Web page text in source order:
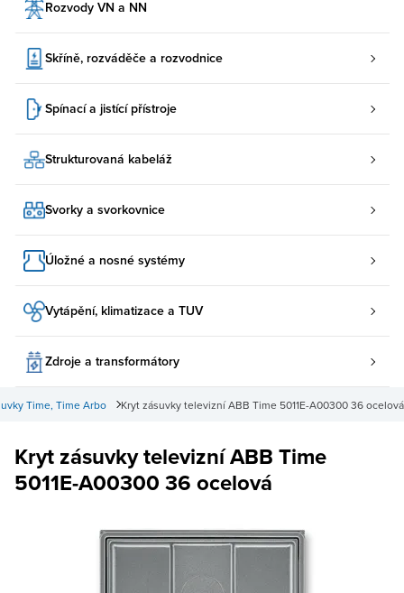
Rozvody VN a NN
Skříně, rozváděče a rozvodnice
Spínací a jistící přístroje
Strukturovaná kabeláž
Svorky a svorkovnice
Úložné a nosné systémy
Vytápění, klimatizace a TUV
Zdroje a transformátory
Kryt zásuvky televizní ABB Time 5011E-A00300 36 ocelová
Time, Time Arbo
Kryt zásuvky televizní ABB Time
5011E-A00300 36 ocelová